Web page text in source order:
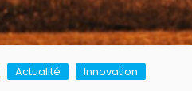
Actualité Innovation